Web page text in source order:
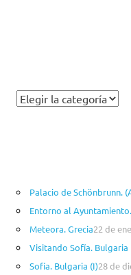
C
r
í
a
s
Palacio de Schönbrunn.
Entorno al
Meteora. Grecia22 de
Visitando Sofía. Bulgaria
Sofía. Bulgaria (I)28 de